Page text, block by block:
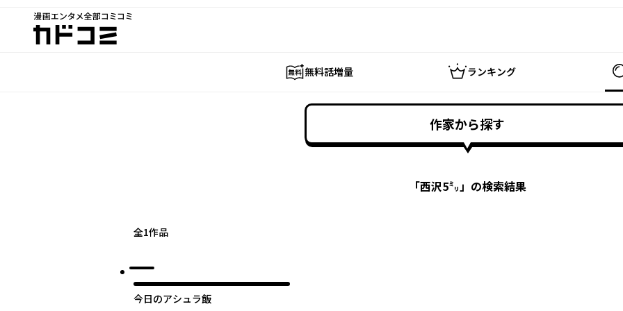
漫画エンタメ全部コミコミ
カドコミ
無料話増量 ランキング
作家から探す
「西沢5㍉」の検索結果
全1作品
今日のアシュラ飯